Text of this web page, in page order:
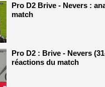
Pro D2 Brive - Nevers :
match
Pro D2 : Brive - Nevers
réactions du match